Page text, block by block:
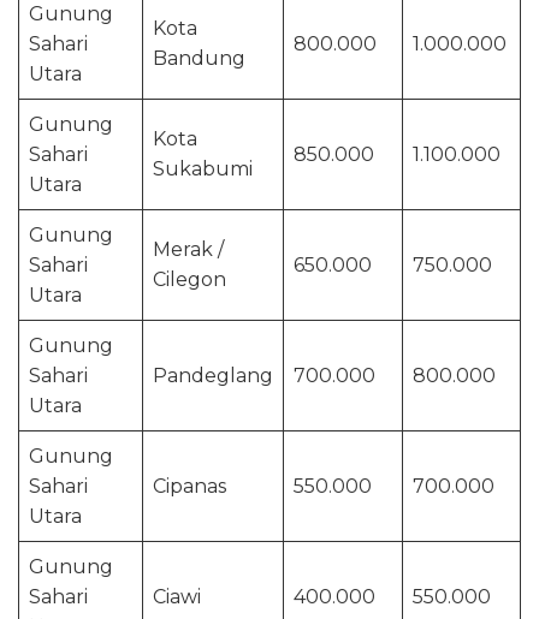
Gunung
Sahari
Utara
Kota
Bandung
800.000 1.000.000
Gunung
Sahari
Utara
Kota
Sukabumi
850.000 1.100.000
Gunung
Sahari
Utara
Merak /
Cilegon
650.000 750.000
Gunung
Sahari
Utara
Pandeglang 700.000 800.000
Gunung
Sahari
Utara
Cipanas 550.000 700.000
Gunung
Sahari
Ciawi 400.000 550.000